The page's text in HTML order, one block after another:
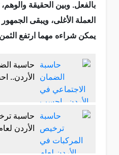
بالفعل. وبين الحقيقة
العملة الأغلى، ويبقى
يمكن شراءه مهما ارتفع الثمن
حاسبة
الأردن..
حاسبة
الأردن لعام